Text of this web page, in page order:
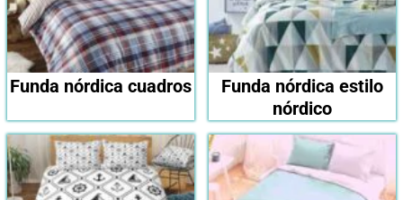
Funda nórdica cuadros
Funda nórdica estilo
nórdico